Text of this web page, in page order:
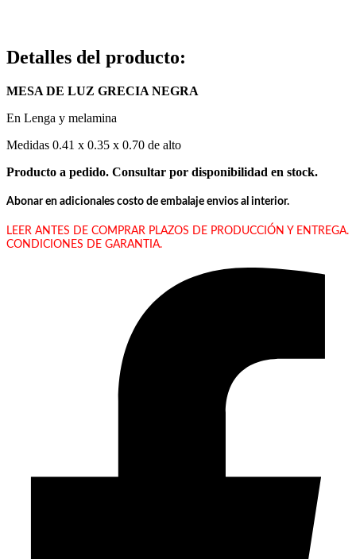
Detalles del producto:
MESA DE LUZ GRECIA NEGRA
En Lenga y melamina
Medidas 0.41 x 0.35 x 0.70 de alto
Producto a pedido. Consultar por disponibilidad en stock.
Abonar en adicionales costo de embalaje envios al interior.
LEER ANTES DE COMPRAR PLAZOS DE PRODUCCIÓN Y ENTREGA.
CONDICIONES DE GARANTIA.